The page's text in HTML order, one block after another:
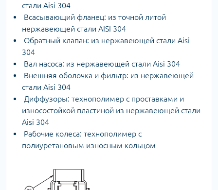
стали Aisi 304
Всасывающий фланец: из точной литой
нержавеющей стали AISI 304
Обратный клапан: из нержавеющей стали Aisi
304
Вал насоса: из нержавеющей стали Aisi 304
Внешняя оболочка и фильтр: из нержавеющей
стали Aisi 304
Диффузоры: технополимер с проставками и
износостойкой пластиной из нержавеющей стали
Aisi 304
Рабочие колеса: технополимер с
полиуретановым износным кольцом